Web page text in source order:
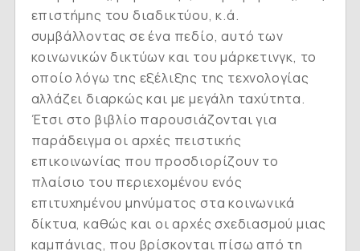
επιστήμης του διαδικτύου, κ.ά.
συμβάλλοντας σε ένα πεδίο, αυτό των
κοινωνικών δικτύων και του μάρκετινγκ, το
οποίο λόγω της εξέλιξης της τεχνολογίας
αλλάζει διαρκώς και με μεγάλη ταχύτητα.
Έτσι στο βιβλίο παρουσιάζονται για
παράδειγμα οι αρχές πειστικής
επικοινωνίας που προσδιορίζουν το
πλαίσιο του περιεχομένου ενός
επιτυχημένου μηνύματος στα κοινωνικά
δίκτυα, καθώς και οι αρχές σχεδιασμού μιας
καμπάνιας, που βρίσκονται πίσω από τη